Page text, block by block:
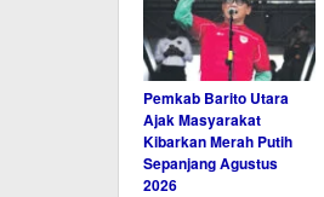
Pemkab Barito Utara
Ajak Masyarakat
Kibarkan Merah Putih
Sepanjang Agustus
2026